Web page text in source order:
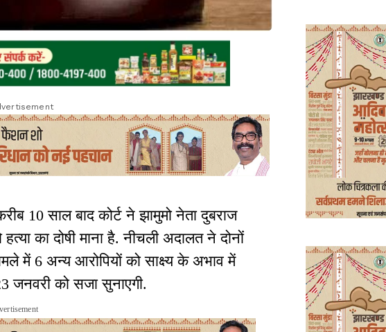
10 साल बाद कोर्ट ने झामुमो नेता दुबराज
का दोषी माना है. नीचली अदालत ने दोनों
में 6 अन्य आरोपियों को साक्ष्य के अभाव में
जनवरी को सजा सुनाएगी.